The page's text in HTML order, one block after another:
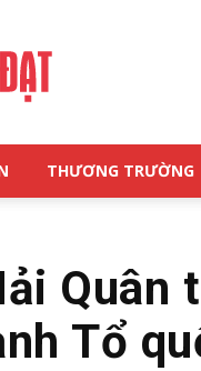
THƯƠNG TRƯỜNG
Quân
Tổ